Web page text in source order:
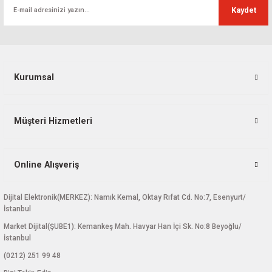
Bu ürüne benzer farklı alternatifler olmalı.
Kaydet
Kurumsal
Müşteri Hizmetleri
Online Alışveriş
Dijital Elektronik(MERKEZ): Namık Kemal, Oktay Rıfat Cd. No:7, Esenyurt/
İstanbul
Market Dijital(ŞUBE1): Kemankeş Mah. Havyar Han İçi Sk. No:8 Beyoğlu/
İstanbul
(0212) 251 99 48